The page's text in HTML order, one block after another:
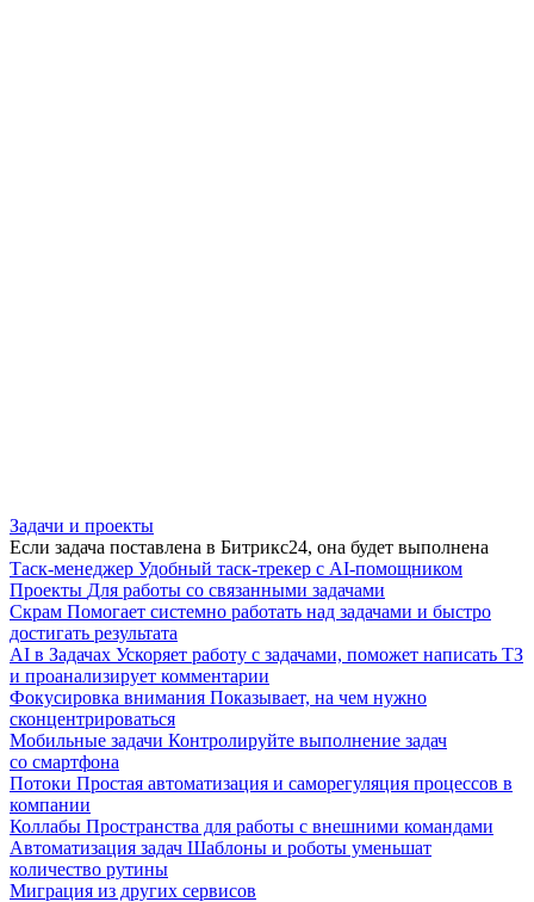
Задачи и проекты
Если задача поставлена в Битрикс24, она будет выполнена
Таск-менеджер Удобный таск-трекер с AI-помощником
Проекты Для работы со связанными задачами
Скрам Помогает системно работать над задачами и быстро
достигать результата
AI в Задачах Ускоряет работу с задачами, поможет написать ТЗ
и проанализирует комментарии
Фокусировка внимания Показывает, на чем нужно
сконцентрироваться
Мобильные задачи Контролируйте выполнение задач
со смартфона
Потоки Простая автоматизация и саморегуляция процессов в
компании
Коллабы Пространства для работы с внешними командами
Автоматизация задач Шаблоны и роботы уменьшат
количество рутины
Миграция из других сервисов